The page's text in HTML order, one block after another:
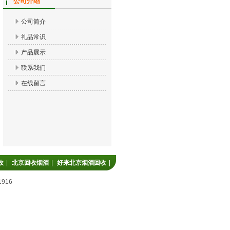
公司简介
礼品常识
产品展示
联系我们
在线留言
北京回收烟酒 好来北京烟酒回收